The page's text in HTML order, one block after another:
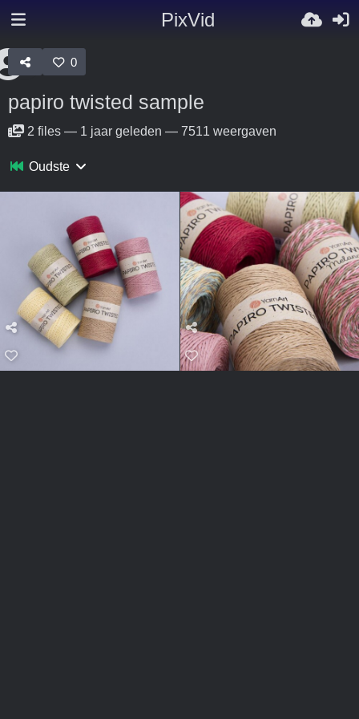
PixVid
0
papiro twisted sample
2 files — 1 jaar geleden — 7511 weergaven
Oudste